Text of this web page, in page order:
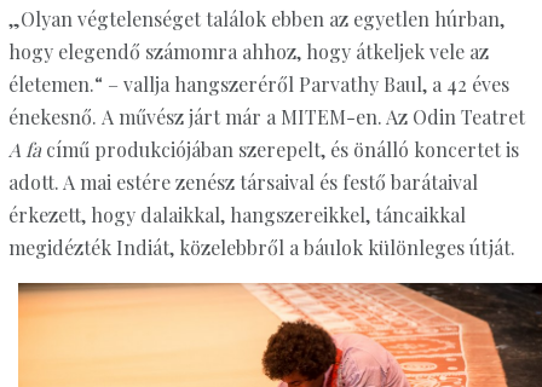
„Olyan végtelenséget találok ebben az egyetlen húrban,
hogy elegendő számomra ahhoz, hogy átkeljek vele az
életemen.“ – vallja hangszeréről Parvathy Baul, a 42 éves
énekesnő. A művész járt már a MITEM-en. Az Odin Teatret
A facímű produkciójában szerepelt, és önálló koncertet is
adott. A mai estére zenész társaival és festő barátaival
érkezett, hogy dalaikkal, hangszereikkel, táncaikkal
megidézték Indiát, közelebbről a báulok különleges útját.